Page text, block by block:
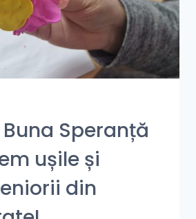
Speranță
ușile și
din